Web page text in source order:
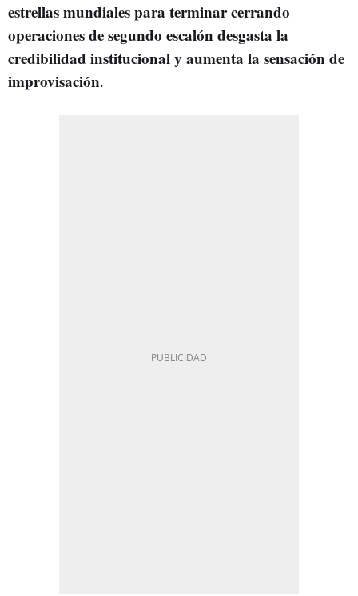
estrellas mundiales para terminar cerrando
operaciones de segundo escalón desgasta la
credibilidad institucional y aumenta la sensación de
improvisación.